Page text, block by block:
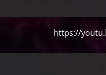
https://